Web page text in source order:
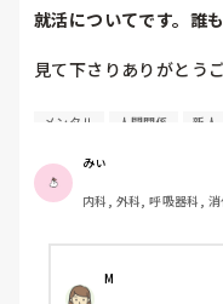
会った看護師さんのよ
が。
自分が看護に向いて
が…)
も現役看護師さんの意
就活についてです。誰
見て下さりありがとう
①グループ系列の専門
に頑張って3年生にな
いることは1年生の時か
した。
ています。第1志望はB
①-③を前提として読ん
メンタル 人間関係 新人
みぃ
内科, 外科, 呼吸器科,
棟, 神経内科, 脳神経外
M